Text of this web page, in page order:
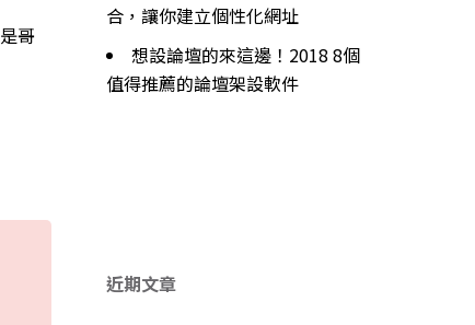
是哥
合，讓你建立個性化網址
想設論壇的來這邊！2018 8個
值得推薦的論壇架設軟件
近期文章